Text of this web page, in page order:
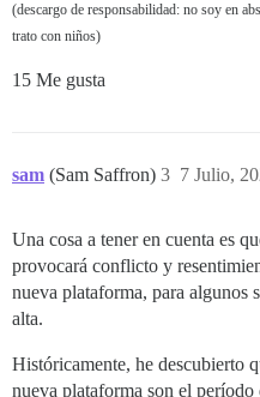
(descargo de responsabilidad: no soy en
trato con niños)
15 Me gusta
sam (Sam Saffron) 7 Julio,
3
Una cosa a tener en cuenta es
provocará conflicto y
nueva plataforma, para algunos
alta.
Históricamente, he descubierto
nueva plataforma son el